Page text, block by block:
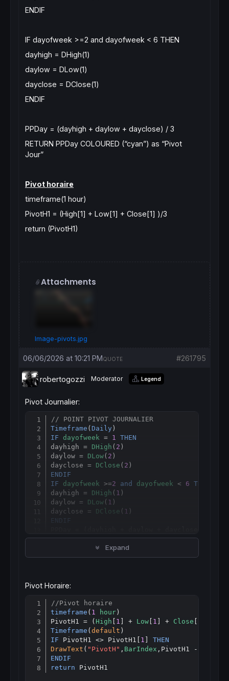
ENDIF
IF dayofweek >=2 and dayofweek < 6 THEN
dayhigh = DHigh(1)
daylow = DLow(1)
dayclose = DClose(1)
ENDIF
PPDay = (dayhigh + daylow + dayclose) / 3
RETURN PPDay COLOURED (“cyan”) as “Pivot
Jour”
Pivot horaire
timeframe(1 hour)
PivotH1 = (High[1] + Low[1] + Close[1] )/3
return (PivotH1)
Attachments
Image-pivots.jpg
06/06/2026 at 10:21 PM #261795
QUOTE
robertogozzi Moderator Legend
Pivot Journalier:
// POINT PIVOT JOURNALIER
Timeframe ( Daily
IF
dayofweek = 1
THEN
dayhigh = DHigh ( 2 )
daylow = DLow( 2 )
dayclose = DClose ( 2
ENDIF
IF
dayofweek >=2 and dayofweek < 6
THEN
dayhigh = DHigh ( 1 )
daylow = DLow ( 1 )
dayclose = DClose ( 1
ENDIF
Timeframe(default )
PPDay <> PPDay[1]
DrawText("PivotD",BarIndex,PPday + highest
Expand
Pivot Horaire:
//Pivot horaire
timeframe ( 1 hour )
PivotH1 = ( High 1 ] + Low 1 ] + Close
Timeframe (default
IF PivotH1 <> PivotH1[ 1 ] THEN
DrawText ( "PivotH" , BarIndex ,PivotH1 -
ENDIF
return